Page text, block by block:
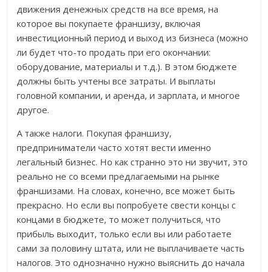
движения денежных средств на все время, на
которое вы покупаете франшизу, включая
инвестиционный период и выход из бизнеса (можно
ли будет что-то продать при его окончании:
оборудование, материалы и т.д.). В этом бюджете
должны быть учтены все затраты. И выплаты
головной компании, и аренда, и зарплата, и многое
другое.
А также налоги. Покупая франшизу,
предприниматели часто хотят вести именно
легальный бизнес. Но как странно это ни звучит, это
реально не со всеми предлагаемыми на рынке
франшизами. На словах, конечно, все может быть
прекрасно. Но если вы попробуете свести концы с
концами в бюджете, то может получиться, что
прибыль выходит, только если вы или работаете
сами за половину штата, или не выплачиваете часть
налогов. Это однозначно нужно выяснить до начала